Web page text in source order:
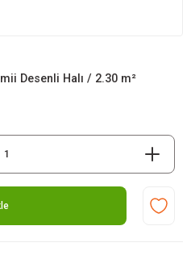
Desenli Halı / 2.30 m²